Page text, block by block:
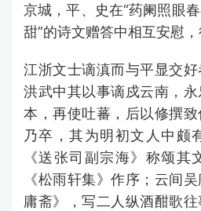
京城，平、史在“药阑照眼
甜”的诗文赠答中相互安慰，
江浙文士谪滇而与平显交好
洪武中其以事谪戍云南，
本，再使吐蕃，后以修撰
乃卒，其为明初文人中颇
《送张司副宗海》称颂其
《松雨轩集》作序；云间
庸斋》，写二人纵酒酣歌往